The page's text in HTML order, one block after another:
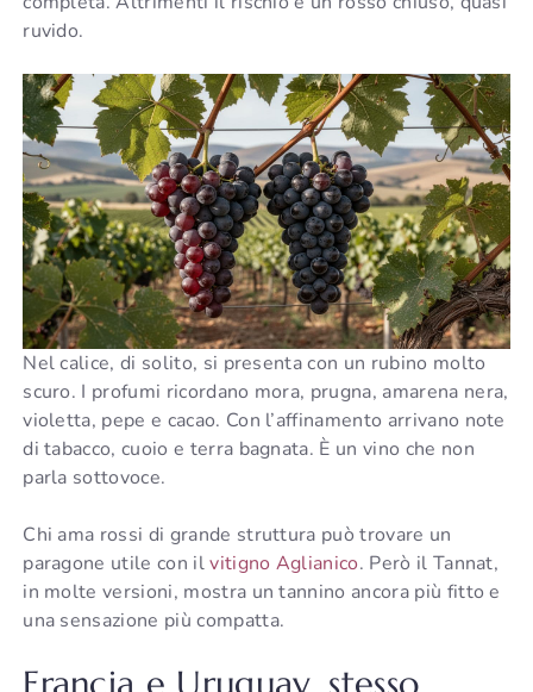
ruvido.
Nel calice, di solito, si presenta con un rubino molto
scuro. I profumi ricordano mora, prugna, amarena nera,
violetta, pepe e cacao. Con l’affinamento arrivano note
di tabacco, cuoio e terra bagnata. È un vino che non
parla sottovoce.
Chi ama rossi di grande struttura può trovare un
paragone utile con ilvitigno Aglianico. Però il Tannat,
in molte versioni, mostra un tannino ancora più fitto e
una sensazione più compatta.